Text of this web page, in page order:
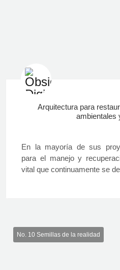
Arquitectura para
ambientales
En la mayoría de sus
para el manejo y
vital que continuamente se
No. 10 Semillas de la realidad